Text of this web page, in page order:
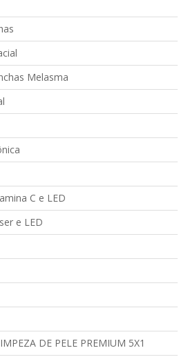
Melasma
C e LED
e LED
DE PELE PREMIUM 5X1